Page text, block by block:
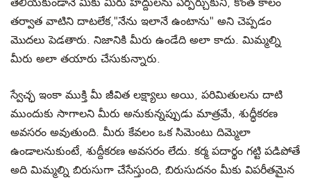
తెలియకుండానే మీకు మీరు హద్దులను ఏర్పర్చుకుని, కొంత కాలం
తర్వాత వాటిని దాటలేక,"నేను ఇలానే ఉంటాను" అని చెప్పడం
మొదలు పెడతారు. నిజానికి మీరు ఉండేది అలా కాదు. మిమ్మల్ని
మీరు అలా తయారు చేసుకున్నారు.
స్వేచ్ఛ ఇంకా ముక్తి మీ జీవిత లక్ష్యాలు అయి, పరిమితులను దాటి
ముందుకు సాగాలని మీరు అనుకున్నప్పుడు మాత్రమే, శుద్ధీకరణ
అవసరం అవుతుంది. మీరు కేవలం ఒక సిమెంటు దిమ్మెలా
ఉండాలనుకుంటే, శుద్దీకరణ అవసరం లేదు. కర్మ పదార్థం గట్టి పడిపోతే
అది మిమ్మల్ని బిరుసుగా చేసేస్తుంది, బిరుసుదనం మీకు విపరీతమైన